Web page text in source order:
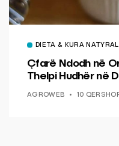
DIETA & KURA
Çfarë Ndodh në
Thelpi Hudhër në
AGROWEB 10